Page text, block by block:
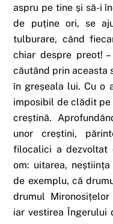
aspru pe tine și să-i
de puține ori, se
tulburare, când
chiar despre preot!
căutând prin aceasta
în greșeala lui. Cu o
imposibil de clădit pe
creștină.
unor creștini,
filocalici a dezvoltat
om: uitarea,
de exemplu, că
drumul
iar vestirea Îngerului